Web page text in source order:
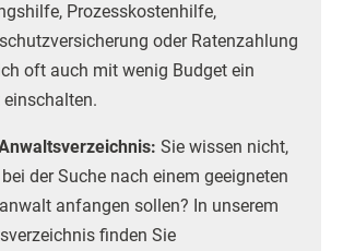
Prozesskostenhilfe,
oder Ratenzahlung
oft auch mit wenig Budget ein
Sie wissen nicht,
der Suche nach einem geeigneten
anfangen sollen? In unserem
finden Sie